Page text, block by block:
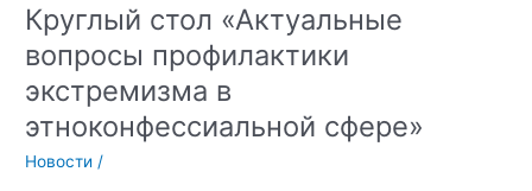
Круглый стол «Актуальные
вопросы профилактики
экстремизма в
этноконфессиальной сфере»
Новости /